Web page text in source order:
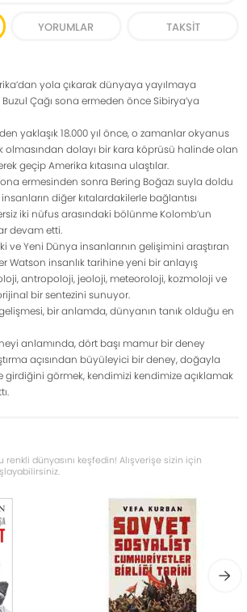
YORUMLAR TAKSIT
yola çıkarak dünyaya yayılmaya
Çağı sona ermeden önce Sibirya’ya
yaklaşık 18.000 yıl önce, o zamanlar okyanus
olmasından dolayı bir kara köprüsü halinde olan
geçip Amerika kıtasına ulaştılar.
ermesinden sonra Bering Boğazı suyla doldu
diğer kıtalardakilerle bağlantısı
iki nüfus arasındaki bölünme Kolomb’un
devam etti.
ve Yeni Dünya insanlarının gelişimini araştıran
Watson insanlık tarihine yeni bir anlayış
antropoloji, jeoloji, meteoroloji, kozmoloji ve
bir sentezini sunuyor.
bir anlamda, dünyanın tanık olduğu en
anlamında, dört başı mamur bir deney
açısından büyüleyici bir deney, doğayla
girdiğini görmek, kendimizi kendimize açıklamak
renkli dünyasını keşfedin! Alışverişe sizin için